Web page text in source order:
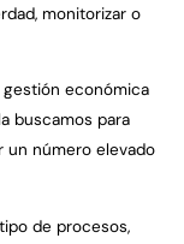
monitorizar o
económica
buscamos para
un número elevado
de procesos,